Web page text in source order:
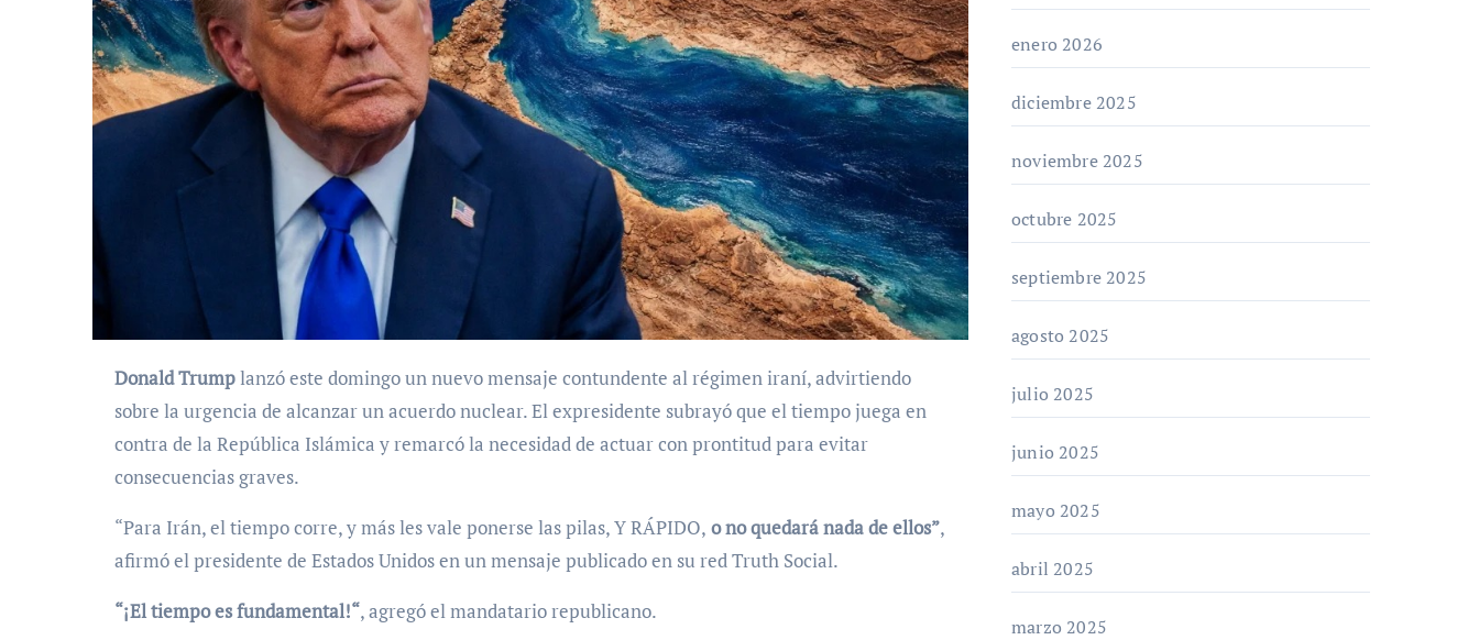
Donald Trumplanzó este domingo un nuevo mensaje contundente al régimen iraní, advirtiendo
sobre la urgencia de alcanzar un acuerdo nuclear. El expresidente subrayó que el tiempo juega en
contra de la República Islámica y remarcó la necesidad de actuar con prontitud para evitar
consecuencias graves.
“Para Irán, el tiempo corre, y más les vale ponerse las pilas, Y RÁPIDO, o no quedará nada de ellos”,
afirmó el presidente de Estados Unidos en un mensaje publicado en su red Truth Social.
“¡El tiempo es fundamental!“, agregó el mandatario republicano.
enero 2026
diciembre 2025
noviembre 2025
octubre 2025
septiembre 2025
agosto 2025
julio 2025
junio 2025
mayo 2025
abril 2025
marzo 2025